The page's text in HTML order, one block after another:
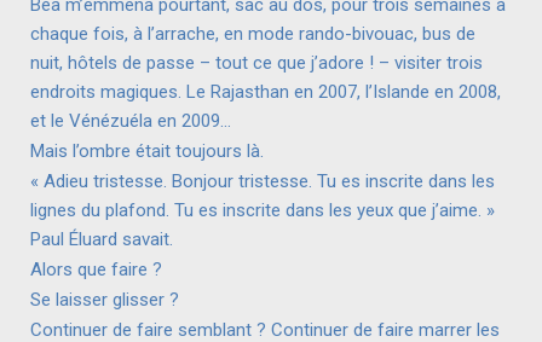
Béa m’emmena pourtant, sac au dos, pour trois semaines à
chaque fois, à l’arrache, en mode rando-bivouac, bus de
nuit, hôtels de passe – tout ce que j’adore ! – visiter trois
endroits magiques. Le Rajasthan en 2007, l’Islande en 2008,
et le Vénézuéla en 2009…
Mais l’ombre était toujours là.
« Adieu tristesse. Bonjour tristesse. Tu es inscrite dans les
lignes du plafond. Tu es inscrite dans les yeux que j’aime. »
Paul Éluard savait.
Alors que faire ?
Se laisser glisser ?
Continuer de faire semblant ? Continuer de faire marrer les